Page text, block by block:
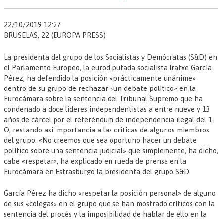
22/10/2019 12:27
BRUSELAS, 22 (EUROPA PRESS)
La presidenta del grupo de los Socialistas y Demócratas (S&D) en
el Parlamento Europeo, la eurodiputada socialista Iratxe García
Pérez, ha defendido la posición «prácticamente unánime»
dentro de su grupo de rechazar «un debate político» en la
Eurocámara sobre la sentencia del Tribunal Supremo que ha
condenado a doce líderes independentistas a entre nueve y 13
años de cárcel por el referéndum de independencia ilegal del 1-
O, restando así importancia a las críticas de algunos miembros
del grupo. «No creemos que sea oportuno hacer un debate
político sobre una sentencia judicial» que simplemente, ha dicho,
cabe «respetar», ha explicado en rueda de prensa en la
Eurocámara en Estrasburgo la presidenta del grupo S&D.
García Pérez ha dicho «respetar la posición personal» de alguno
de sus «colegas» en el grupo que se han mostrado críticos con la
sentencia del procés y la imposibilidad de hablar de ello en la